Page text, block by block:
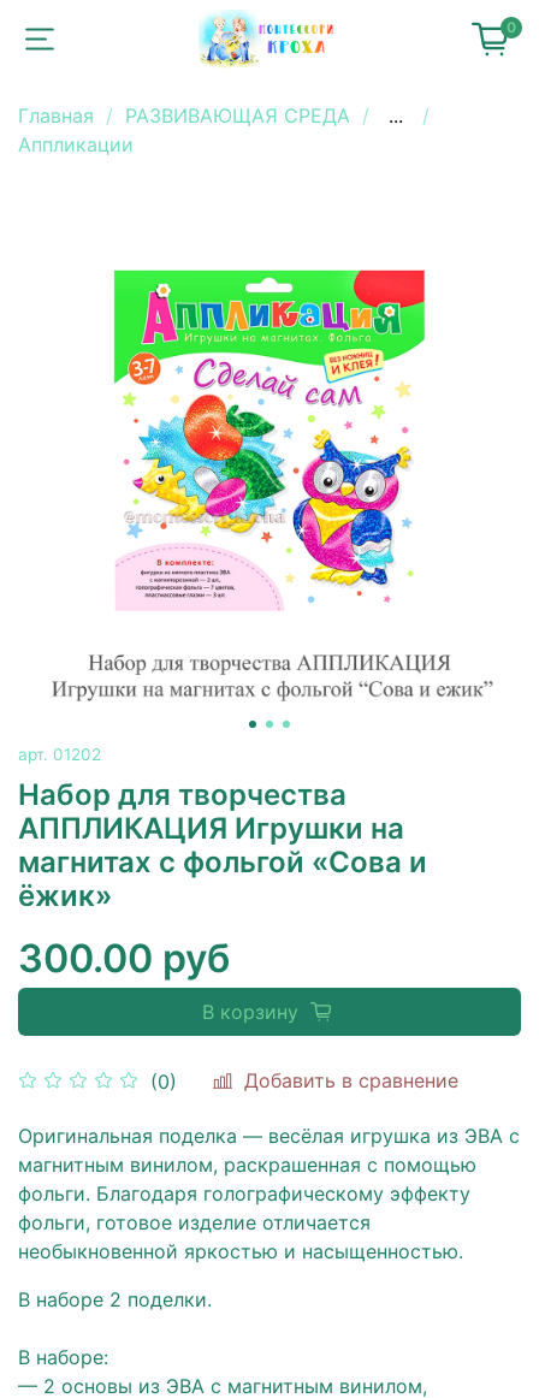
0
Главная РАЗВИВАЮЩАЯ СРЕДА
...
Аппликации
арт. 01202
Набор для творчества
АППЛИКАЦИЯ Игрушки на
магнитах с фольгой «Сова и
ёжик»
(0) Добавить в сравнение
300.00 руб
В корзину
Оригинальная поделка — весёлая игрушка из ЭВА с
магнитным винилом, раскрашенная с помощью
фольги. Благодаря голографическому эффекту
фольги, готовое изделие отличается
необыкновенной яркостью и насыщенностью.
В наборе 2 поделки.
В наборе:
— 2 основы из ЭВА с магнитным винилом,